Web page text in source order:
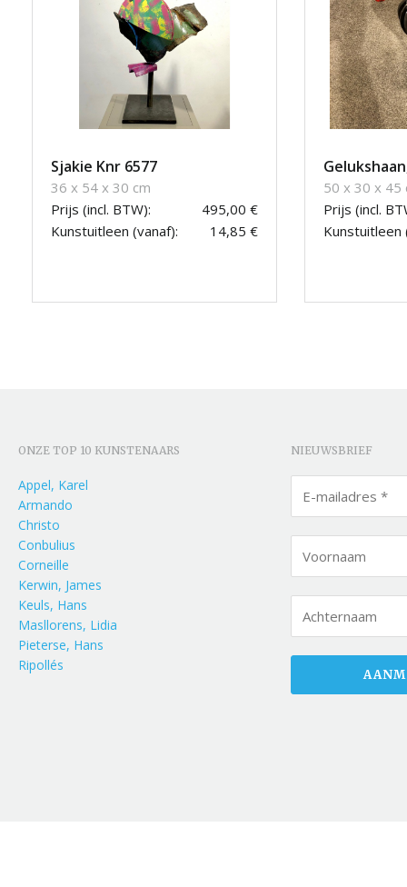
Sjakie Knr 6577
36 x 54 x 30 cm
Prijs (incl. BTW):
495,00 €
Kunstuitleen (vanaf):
14,85 €
50 x 30 x 45
Prijs (incl.
Kunstuitleen
ONZE TOP 10 KUNSTENAARS
Appel, Karel
Armando
Christo
Conbulius
Corneille
Kerwin, James
Keuls, Hans
Masllorens, Lidia
Pieterse, Hans
Ripollés
NIEUWSBRIEF